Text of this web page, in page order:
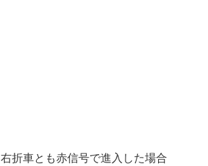
折車とも赤信号で進入した場合